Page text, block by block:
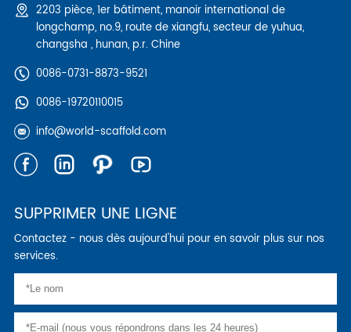
2203 pièce, 1er bâtiment, manoir international de
longchamp, no.9, route de xiangfu, secteur de yuhua,
changsha , hunan, p.r. Chine
0086-0731-8873-9521
0086-19720110015
info@world-scaffold.com
SUPPRIMER UNE LIGNE
Contactez - nous dès aujourd'hui pour en savoir plus sur nos
services.